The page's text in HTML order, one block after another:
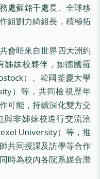
處蘇銘千處長、全球移
組劉力綺組長，積極拓
會晤來自世界四大洲約
姊妹校夥伴，如德國羅
）、韓國釜慶大學
）等，共同檢視歷年
可能，持續深化雙方交
與非姊妹校進行交流洽
University）等，推
共同授課及訪學等合作
時為校內各院系媒合潛